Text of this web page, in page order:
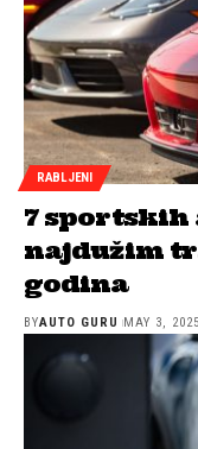
RABLJENI
7 sportskih
najdužim
godina
BYAUTO GURU MAY 3, 2025